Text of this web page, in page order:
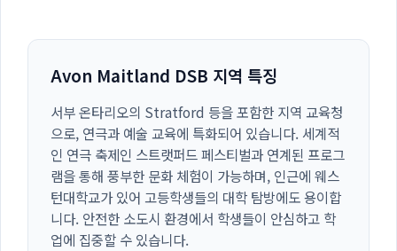
Avon Maitland DSB 지역 특징
서부 온타리오의 Stratford 등을 포함한 지역 교육청
으로, 연극과 예술 교육에 특화되어 있습니다. 세계적
인 연극 축제인 스트랫퍼드 페스티벌과 연계된 프로그
램을 통해 풍부한 문화 체험이 가능하며, 인근에 웨스
턴대학교가 있어 고등학생들의 대학 탐방에도 용이합
니다. 안전한 소도시 환경에서 학생들이 안심하고 학
업에 집중할 수 있습니다.